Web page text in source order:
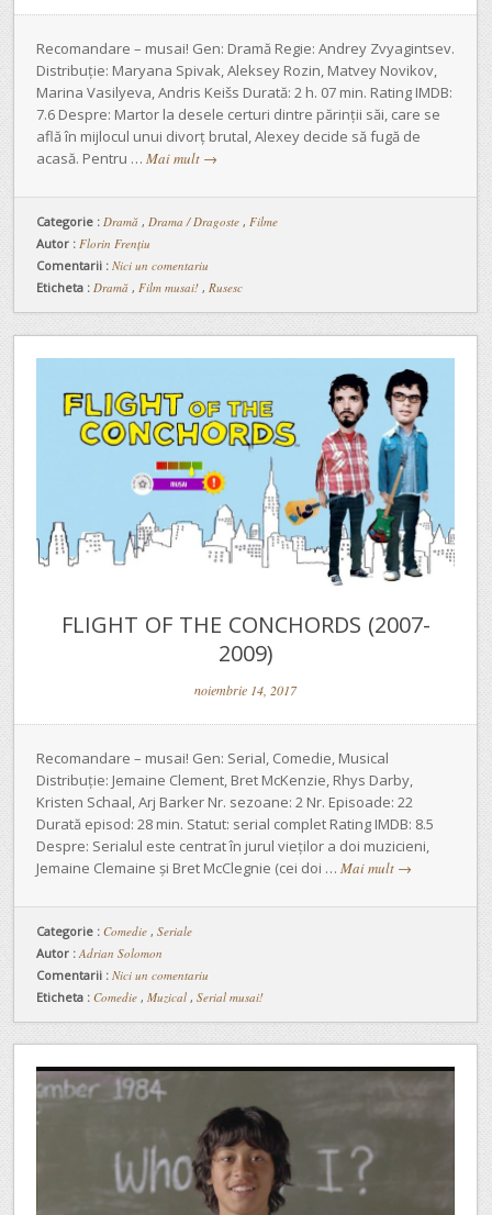
Recomandare – musai! Gen: Dramă Regie: Andrey Zvyagintsev.
Distribuție: Maryana Spivak, Aleksey Rozin, Matvey Novikov,
Marina Vasilyeva, Andris Keišs Durată: 2 h. 07 min. Rating IMDB:
7.6 Despre: Martor la desele certuri dintre părinții săi, care se
află în mijlocul unui divorț brutal, Alexey decide să fugă de
acasă. Pentru … Mai mult →
Categorie : Dramă , Drama / Dragoste , Filme
Autor : Florin Frențiu
Comentarii : Nici un comentariu
Eticheta : Dramă , Film musai! , Rusesc
FLIGHT OF THE CONCHORDS (2007-
2009)
noiembrie 14, 2017
Recomandare – musai! Gen: Serial, Comedie, Musical
Distribuție: Jemaine Clement, Bret McKenzie, Rhys Darby,
Kristen Schaal, Arj Barker Nr. sezoane: 2 Nr. Episoade: 22
Durată episod: 28 min. Statut: serial complet Rating IMDB: 8.5
Despre: Serialul este centrat în jurul vieților a doi muzicieni,
Jemaine Clemaine și Bret McClegnie (cei doi … Mai mult →
Categorie : Comedie , Seriale
Autor : Adrian Solomon
Comentarii : Nici un comentariu
Eticheta : Comedie , Muzical , Serial musai!